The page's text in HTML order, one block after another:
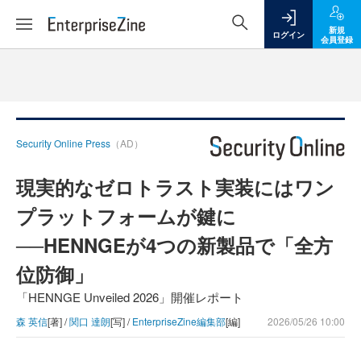
ログイン
新規
会員登録
Security Online Press （AD）
現実的なゼロトラスト実装にはワン
プラットフォームが鍵に
──HENNGEが4つの新製品で「全方
位防御」
「HENNGE Unveiled 2026」開催レポート
森 英信[著] /関口 達朗[写] /EnterpriseZine編集部[編] 2026/05/26 10:00